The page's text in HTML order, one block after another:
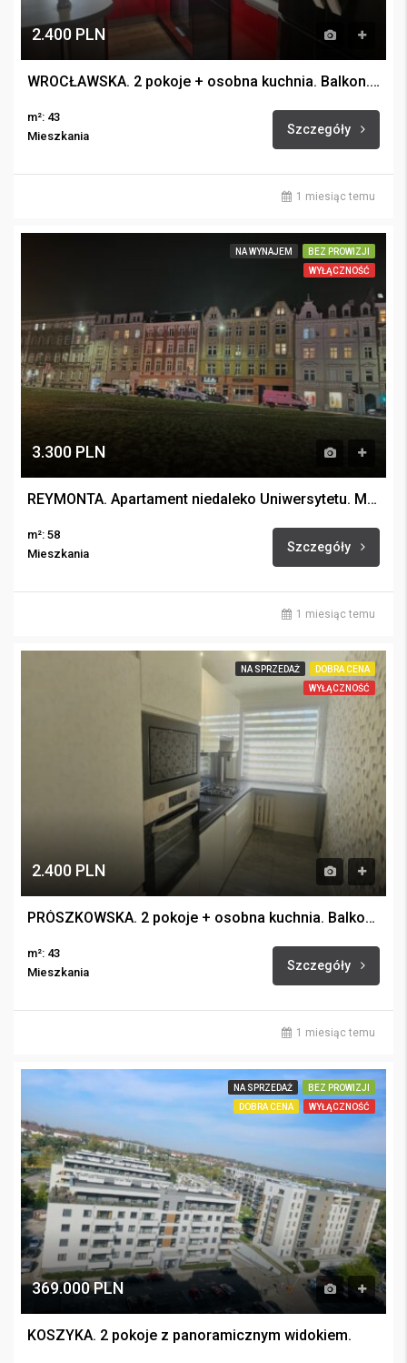
2.400 PLN
WROCŁAWSKA. 2 pokoje + osobna kuchnia. Balkon. Miejsce postojowe.
m²: 43
Mieszkania
Szczegóły
1 miesiąc temu
NA WYNAJEM
BEZ PROWIZJI
WYŁĄCZNOŚĆ
3.300 PLN
REYMONTA. Apartament niedaleko Uniwersytetu. Miejsce postojowe.
m²: 58
Mieszkania
Szczegóły
1 miesiąc temu
NA SPRZEDAŻ
DOBRA CENA
WYŁĄCZNOŚĆ
2.400 PLN
PRÓSZKOWSKA. 2 pokoje + osobna kuchnia. Balkon. I piętro. Winda.
m²: 43
Mieszkania
Szczegóły
1 miesiąc temu
NA SPRZEDAŻ
BEZ PROWIZJI
DOBRA CENA
WYŁĄCZNOŚĆ
369.000 PLN
KOSZYKA. 2 pokoje z panoramicznym widokiem.